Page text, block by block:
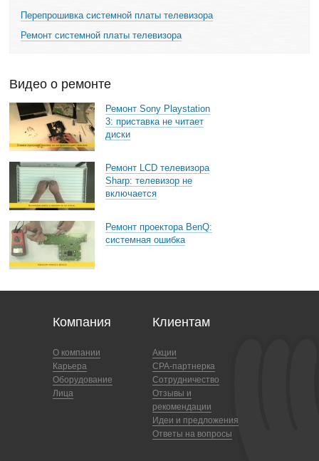
Перепрошивка системной платы телевизора
Ремонт системной платы телевизора
Видео о ремонте
Ремонт Sony Playstation
3: приставка не читает
диски
Ремонт LCD телевизора
Sharp: телевизор не
включается
Ремонт проектора BenQ:
системная ошибка
Компания
О компании
Карьера
Оборудование
Лица
Клиентам
Акции
CPA-партнерка
Сотрудничество
Отзывы и
рекомендации
Идеи и предложения
Ответы на вопросы